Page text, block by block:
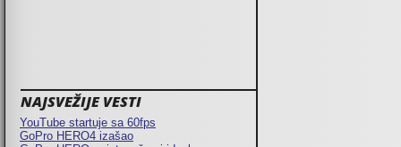
NAJSVEŽIJE VESTI
YouTube startuje sa 60fps
GoPro HERO4 izašao